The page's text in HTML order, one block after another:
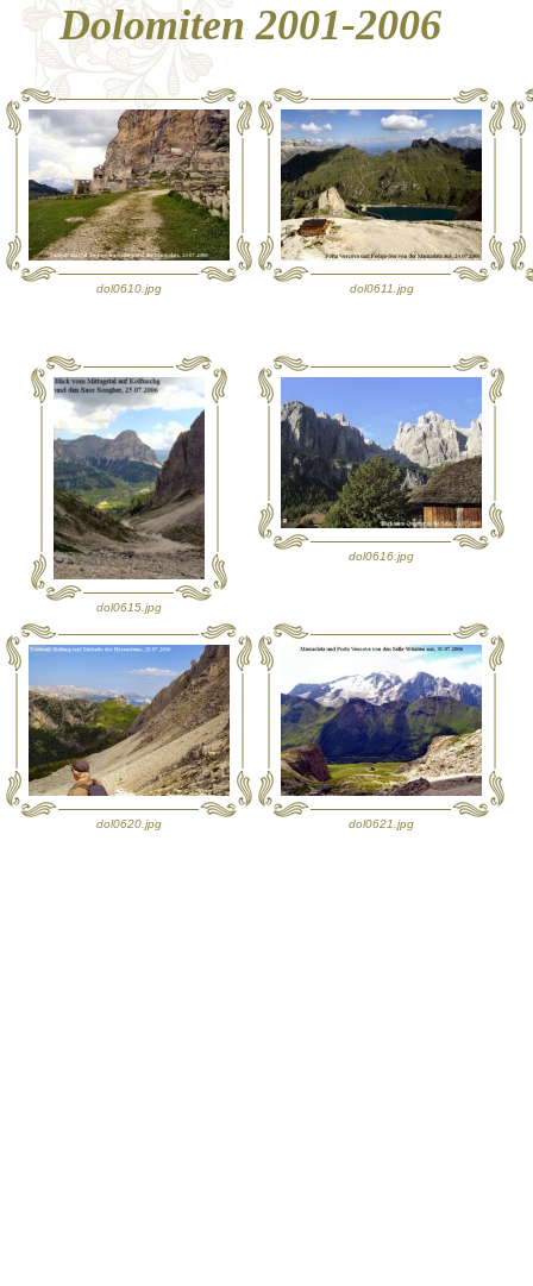
Dolomiten 2001-2006
dol0610.jpg dol0611.jpg
dol0615.jpg
dol0616.jpg
dol0620.jpg dol0621.jpg